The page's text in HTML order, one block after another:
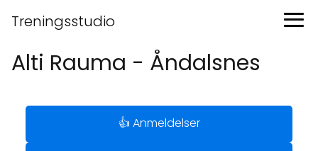
Treningsstudio
Alti Rauma - Åndalsnes
👍 Anmeldelser